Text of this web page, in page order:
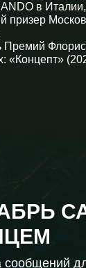
в Италии,
призер
Премий
«Концепт»
сообщений